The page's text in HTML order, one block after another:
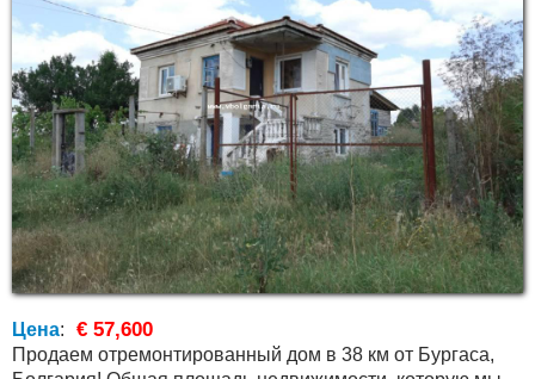
Цена: € 57,600
Продаем отремонтированный дом в 38 км от Бургаса,